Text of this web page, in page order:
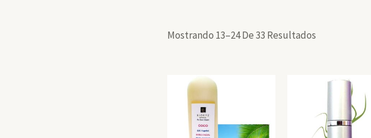
Mostrando 13–24 De 33 Resultados